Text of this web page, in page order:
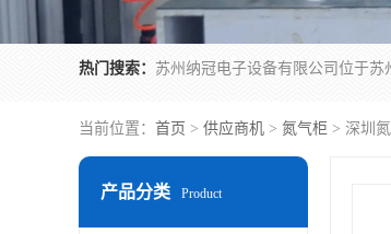
热门搜索：
当前位置： 首页 > 供应商机 > 氮气柜 > 深圳
产品分类 Product